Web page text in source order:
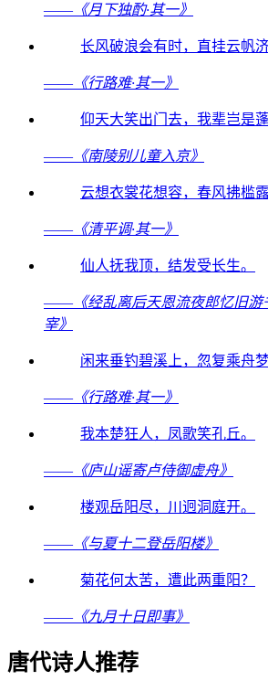
—— 《月下独酌·其一》
长风破浪会有时，直挂云帆济
—— 《行路难·其一》
仰天大笑出门去，我辈岂是蓬
—— 《南陵别儿童入京》
云想衣裳花想容，春风拂槛露
—— 《清平调·其一》
仙人抚我顶，结发受长生。
—— 《经乱离后天恩流夜郎忆旧
宰》
闲来垂钓碧溪上，忽复乘舟梦
—— 《行路难·其一》
我本楚狂人，凤歌笑孔丘。
—— 《庐山谣寄卢侍御虚舟》
楼观岳阳尽，川迥洞庭开。
—— 《与夏十二登岳阳楼》
菊花何太苦，遭此两重阳？
—— 《九月十日即事》
唐代诗人推荐